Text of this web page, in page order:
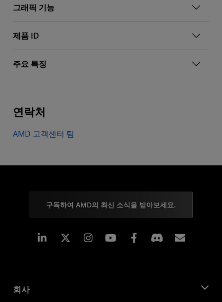
그래픽 기능
제품 ID
주요 특징
연락처
AMD 고객센터 팀
구독하여 AMD의 최신 소식을 받아보세요.
Linkedin Instagram Facebook
회사